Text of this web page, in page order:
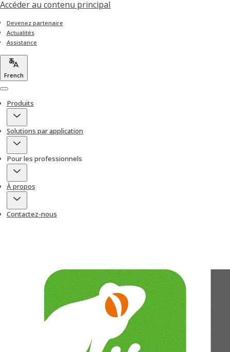
Accéder au contenu principal
Devenez partenaire
Actualités
Assistance
French
Menu
Produits
Solutions par application
Pour les professionnels
À propos
Contactez-nous